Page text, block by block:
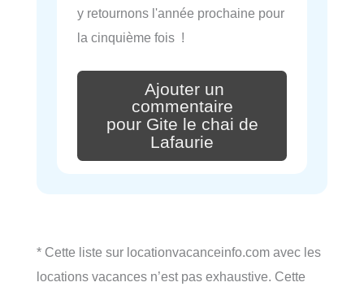
y retournons l'année prochaine pour
la cinquième fois !
Ajouter un
commentaire
pour Gite le chai de
Lafaurie
* Cette liste sur locationvacanceinfo.com avec les
locations vacances n’est pas exhaustive. Cette